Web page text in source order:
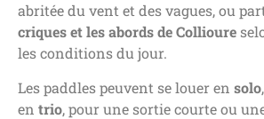
abritée du vent et des vagues, ou
criques et les abords de Collioure
les conditions du jour.
Les paddles peuvent se louer en solo
en trio, pour une sortie courte ou